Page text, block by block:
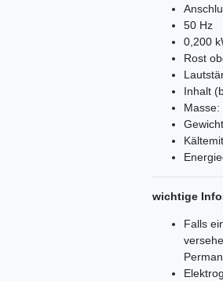
50 Hz
0,200
Rost
Inhalt
Masse:
wichtige
Falls